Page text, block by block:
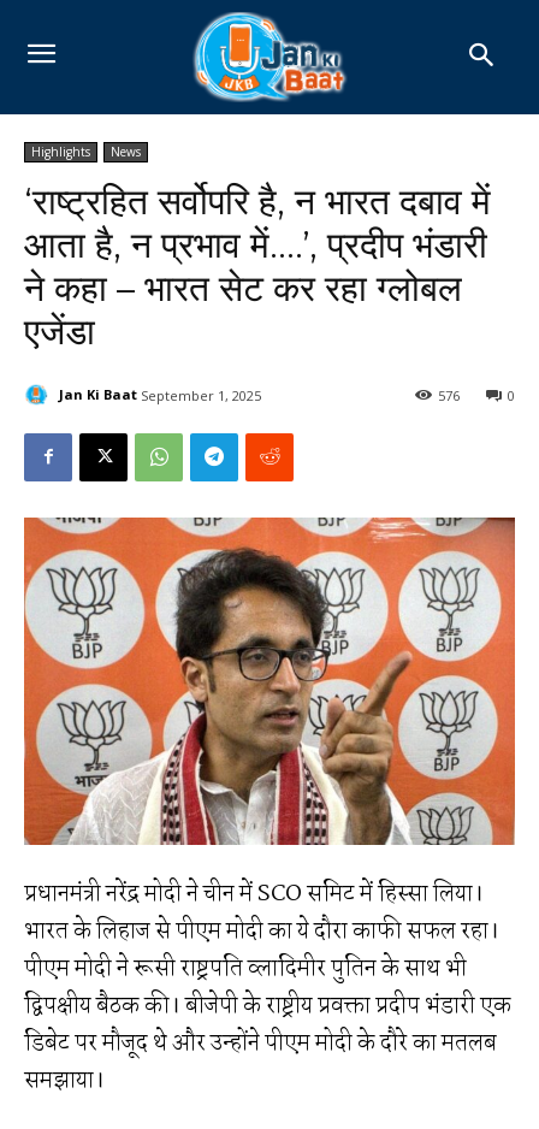
Highlights News
‘राष्ट्रहित सर्वोपरि है, न भारत दबाव में
आता है, न प्रभाव में….’, प्रदीप भंडारी
ने कहा – भारत सेट कर रहा ग्लोबल
एजेंडा
Jan Ki Baat September 1, 2025 0
576
प्रधानमंत्री नरेंद्र मोदी ने चीन में SCO समिट में हिस्सा लिया।
भारत के लिहाज से पीएम मोदी का ये दौरा काफी सफल रहा।
पीएम मोदी ने रूसी राष्ट्रपति व्लादिमीर पुतिन के साथ भी
द्विपक्षीय बैठक की। बीजेपी के राष्ट्रीय प्रवक्ता प्रदीप भंडारी एक
डिबेट पर मौजूद थे और उन्होंने पीएम मोदी के दौरे का मतलब
समझाया।